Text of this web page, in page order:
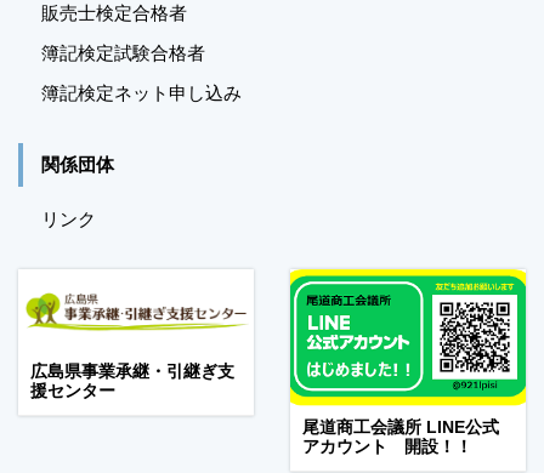
販売士検定合格者
簿記検定試験合格者
簿記検定ネット申し込み
関係団体
リンク
広島県事業承継・引継ぎ支
援センター
尾道商工会議所 LINE公式
アカウント 開設！！